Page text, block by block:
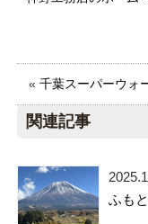
«千葉スーパーウ
関連記事
ふも